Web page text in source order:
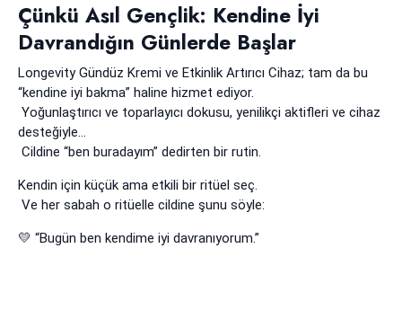
Çünkü Asıl Gençlik: Kendine İyi
Davrandığın Günlerde Başlar
Longevity Gündüz Kremi ve Etkinlik Artırıcı Cihaz; tam da bu
“kendine iyi bakma” haline hizmet ediyor.
Yoğunlaştırıcı ve toparlayıcı dokusu, yenilikçi aktifleri ve cihaz
desteğiyle…
Cildine “ben buradayım” dedirten bir rutin.
Kendin için küçük ama etkili bir ritüel seç.
Ve her sabah o ritüelle cildine şunu söyle:
💛 “Bugün ben kendime iyi davranıyorum.”